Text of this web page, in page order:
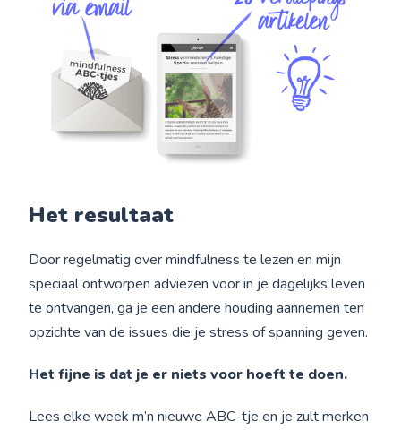
Het resultaat
Door regelmatig over mindfulness te lezen en mijn
speciaal ontworpen adviezen voor in je dagelijks leven
te ontvangen, ga je een andere houding aannemen ten
opzichte van de issues die je stress of spanning geven.
Het fijne is dat je er niets voor hoeft te doen.
Lees elke week m’n nieuwe ABC-tje en je zult merken